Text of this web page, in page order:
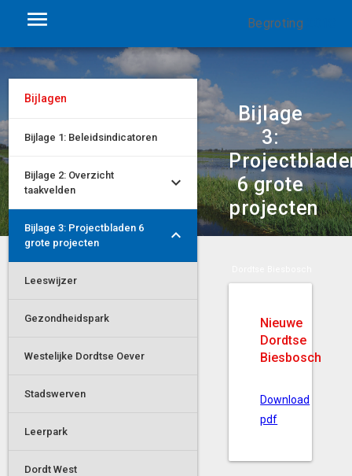
Begroting
Bijlagen
Bijlage 1: Beleidsindicatoren
Bijlage 2: Overzicht
taakvelden
Bijlage 3: Projectbladen 6
grote projecten
Leeswijzer
Gezondheidspark
Westelijke Dordtse Oever
Stadswerven
Leerpark
Dordt West
Bijlage
3:
6 grote
projecten
Nieuwe
Dordtse
Biesbosch
Download
pdf